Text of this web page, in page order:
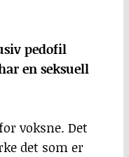
pedofil
en seksuell
voksne. Det
det som er